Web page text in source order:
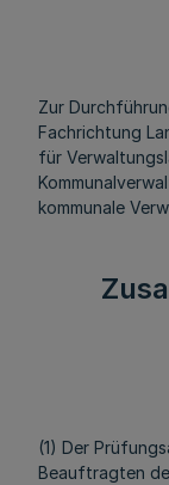
Zur
Fachrichtung
für
kommunale
(1) Der
Beauftragten